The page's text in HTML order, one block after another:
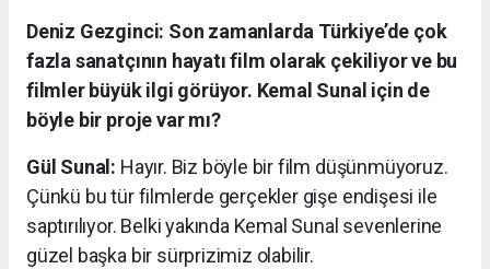
Deniz Gezginci: Son zamanlarda Türkiye’de çok
fazla sanatçının hayatı film olarak çekiliyor ve bu
filmler büyük ilgi görüyor. Kemal Sunal için de
böyle bir proje var mı?
Gül Sunal: Hayır. Biz böyle bir film düşünmüyoruz.
Çünkü bu tür filmlerde gerçekler gişe endişesi ile
saptırılıyor. Belki yakında Kemal Sunal sevenlerine
güzel başka bir sürprizimiz olabilir.